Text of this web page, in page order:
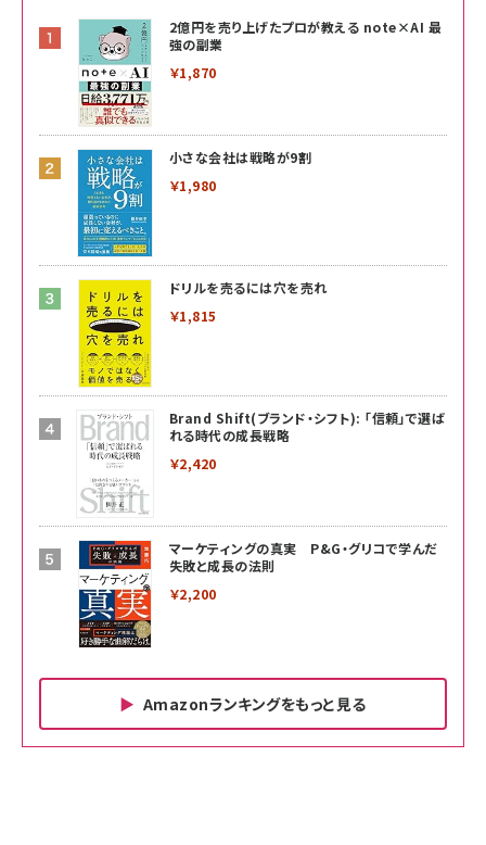
2億円を売り上げたプロが教える note×AI 最
強の副業
￥1,870
小さな会社は戦略が9割
￥1,980
ドリルを売るには穴を売れ
￥1,815
Brand Shift(ブランド・シフト): 「信頼」で選ば
れる時代の成長戦略
￥2,420
マーケティングの真実 P&G・グリコで学んだ
失敗と成長の法則
￥2,200
Amazonランキングをもっと見る